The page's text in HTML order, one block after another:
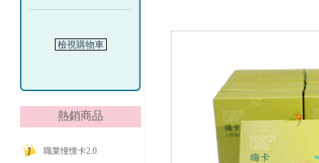
檢視購物車
熱銷商品
職業憧憬卡2.0